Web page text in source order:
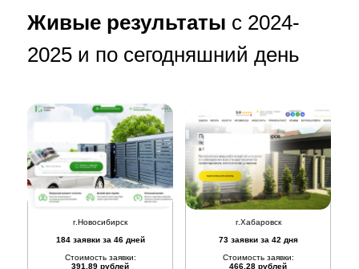
Живые результаты с 2024-
2025 и по сегодняшний день
г.Новосибирск
184 заявки за 46 дней
Стоимость заявки:
391,89 рублей
г.Хабаровск
73 заявки за 42 дня
Стоимость заявки:
466,28 рублей